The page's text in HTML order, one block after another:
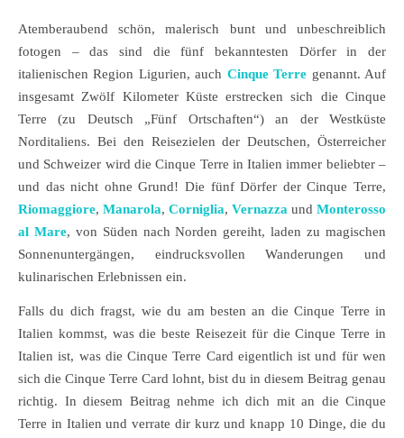
Atemberaubend schön, malerisch bunt und unbeschreiblich
fotogen – das sind die fünf bekanntesten Dörfer in der
italienischen Region Ligurien, auch Cinque Terre genannt. Auf
insgesamt Zwölf Kilometer Küste erstrecken sich die Cinque
Terre (zu Deutsch „Fünf Ortschaften“) an der Westküste
Norditaliens. Bei den Reisezielen der Deutschen, Österreicher
und Schweizer wird die Cinque Terre in Italien immer beliebter –
und das nicht ohne Grund! Die fünf Dörfer der Cinque Terre,
Riomaggiore, Manarola, Corniglia, Vernazza und Monterosso
al Mare, von Süden nach Norden gereiht, laden zu magischen
Sonnenuntergängen, eindrucksvollen Wanderungen und
kulinarischen Erlebnissen ein.
Falls du dich fragst, wie du am besten an die Cinque Terre in
Italien kommst, was die beste Reisezeit für die Cinque Terre in
Italien ist, was die Cinque Terre Card eigentlich ist und für wen
sich die Cinque Terre Card lohnt, bist du in diesem Beitrag genau
richtig. In diesem Beitrag nehme ich dich mit an die Cinque
Terre in Italien und verrate dir kurz und knapp 10 Dinge, die du